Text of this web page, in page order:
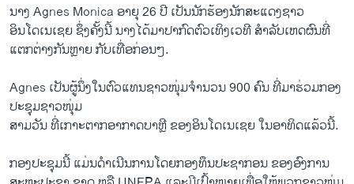
ນາງ Agnes Monica ອາຍຸ 26 ປີ ເປັນນັກຮ້ອງນັກສະແດງຊາວ
ອິນໂດເນເຊຍ ຊຶ່ງຄັ້ງນີ້ ນາງ​ໄດ້ມາປາກົດຕົວເທິງເວທີ ສໍາລັບເຫດຜົນທີ່
ແຕກຕ່າງກັນຫຼາຍ ກັບ​ເທື່ອ​ກ່ອນໆ.
Agnes ເປັນຜູ້ນຶ່ງໃນຕົວແທນຊາວໜຸ່ມຈໍານວນ 900 ຄົນ ທີ່ມາຮ່ວມກອງ
ປະຊຸມຊາວໜຸ່ມ
ສາມວັນ ທີ່​ເກາະຕາກອາກາດບາຫຼີ ຂອງອິນໂດເນເຊຍ ​ໃນ​ອາທິດ​ແລ້ວ​ນີ້.
ກອງປະຊຸມນີ້ ​ແມ່ນດໍາເນີນການໂດຍກອງທຶນປະຊາກອນ ຂອງອົງການ